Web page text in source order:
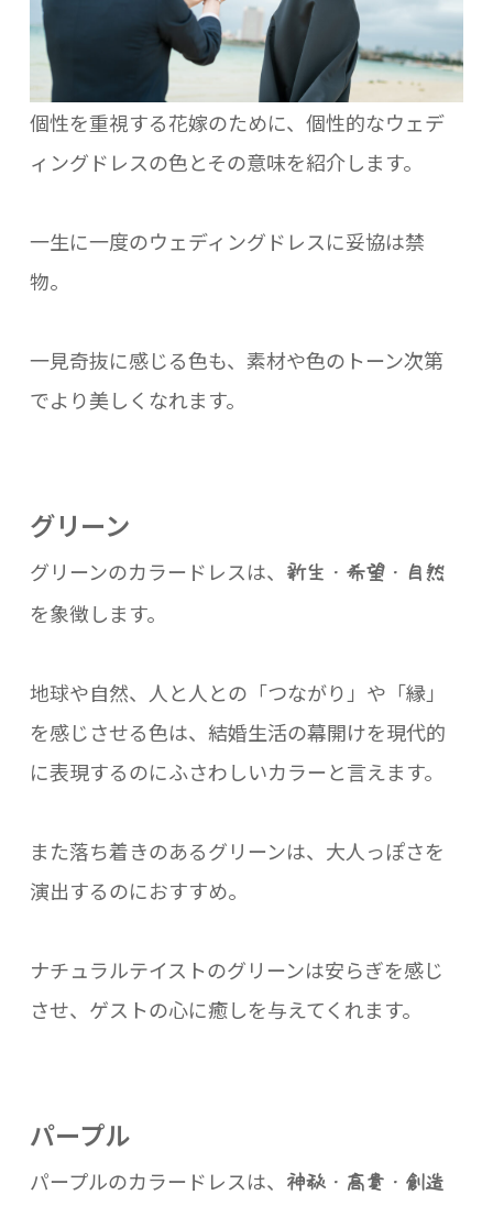
個性を重視する花嫁のために、個性的なウェデ
ィングドレスの色とその意味を紹介します。
一生に一度のウェディングドレスに妥協は禁
物。
一見奇抜に感じる色も、素材や色のトーン次第
でより美しくなれます。
グリーン
グリーンのカラードレスは、 新生・希望・自然
を象徴します。
地球や自然、人と人との「つながり」や「縁」
を感じさせる色は、結婚生活の幕開けを現代的
に表現するのにふさわしいカラーと言えます。
また落ち着きのあるグリーンは、大人っぽさを
演出するのにおすすめ。
ナチュラルテイストのグリーンは安らぎを感じ
させ、ゲストの心に癒しを与えてくれます。
パープル
パープルのカラードレスは、 神秘・高貴・創造